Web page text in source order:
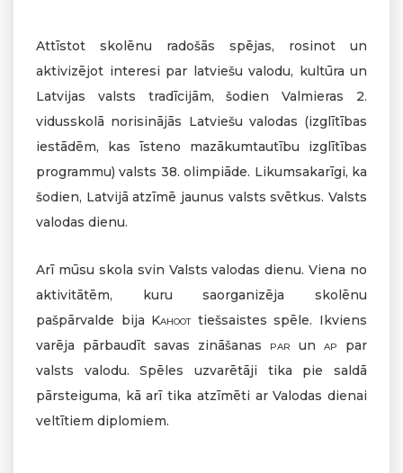
Attīstot skolēnu radošās spējas, rosinot un
aktivizējot interesi par latviešu valodu, kultūra un
Latvijas valsts tradīcijām, šodien Valmieras 2.
vidusskolā norisinājās Latviešu valodas (izglītības
iestādēm, kas īsteno mazākumtautību izglītības
programmu) valsts 38. olimpiāde. Likumsakarīgi, ka
šodien, Latvijā atzīmē jaunus valsts svētkus. Valsts
valodas dienu.
Arī mūsu skola svin Valsts valodas dienu. Viena no
aktivitātēm, kuru saorganizēja skolēnu
pašpārvalde bija Kahoottiešsaistes spēle. Ikviens
varēja pārbaudīt savas zināšanas par un ap par
valsts valodu. Spēles uzvarētāji tika pie saldā
pārsteiguma, kā arī tika atzīmēti ar Valodas dienai
veltītiem diplomiem.